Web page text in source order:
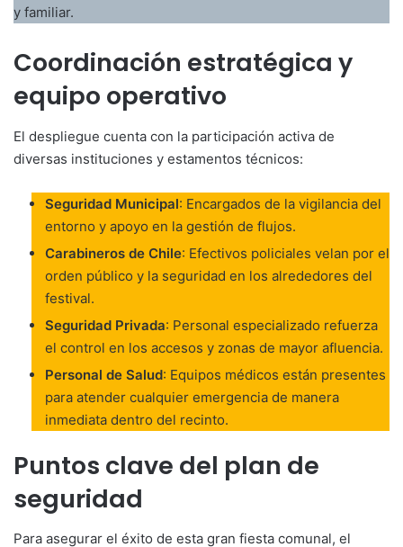
y familiar.
Coordinación estratégica y
equipo operativo
El despliegue cuenta con la participación activa de
diversas instituciones y estamentos técnicos:
Seguridad Municipal: Encargados de la vigilancia del
entorno y apoyo en la gestión de flujos.
Carabineros de Chile: Efectivos policiales velan por el
orden público y la seguridad en los alrededores del
festival.
Seguridad Privada: Personal especializado refuerza
el control en los accesos y zonas de mayor afluencia.
Personal de Salud: Equipos médicos están presentes
para atender cualquier emergencia de manera
inmediata dentro del recinto.
Puntos clave del plan de
seguridad
Para asegurar el éxito de esta gran fiesta comunal, el